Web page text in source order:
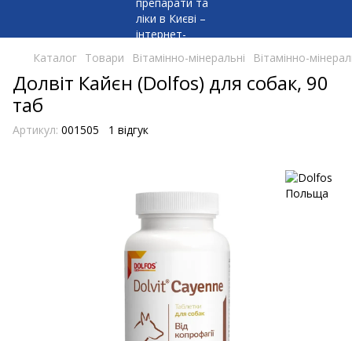
Каталог Товари Вітамінно-мінеральні Вітамінно-
Долвіт Кайєн (Dolfos) для собак, 90
таб
Артикул: 001505 1 відгук